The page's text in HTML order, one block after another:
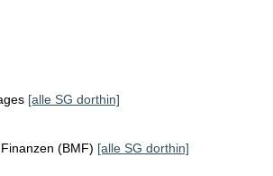
[alle SG dorthin]
(BMF) [alle SG dorthin]